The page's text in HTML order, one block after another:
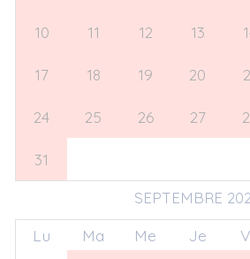
10 11 12 13
17 18 19 20
24 25 26 27
31
SEPTEMBRE
Lu Ma Me Je